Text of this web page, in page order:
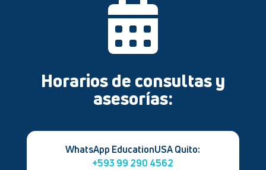

Horarios de consultas y
asesorías:
WhatsApp EducationUSA Quito:
+593 99 290 4562